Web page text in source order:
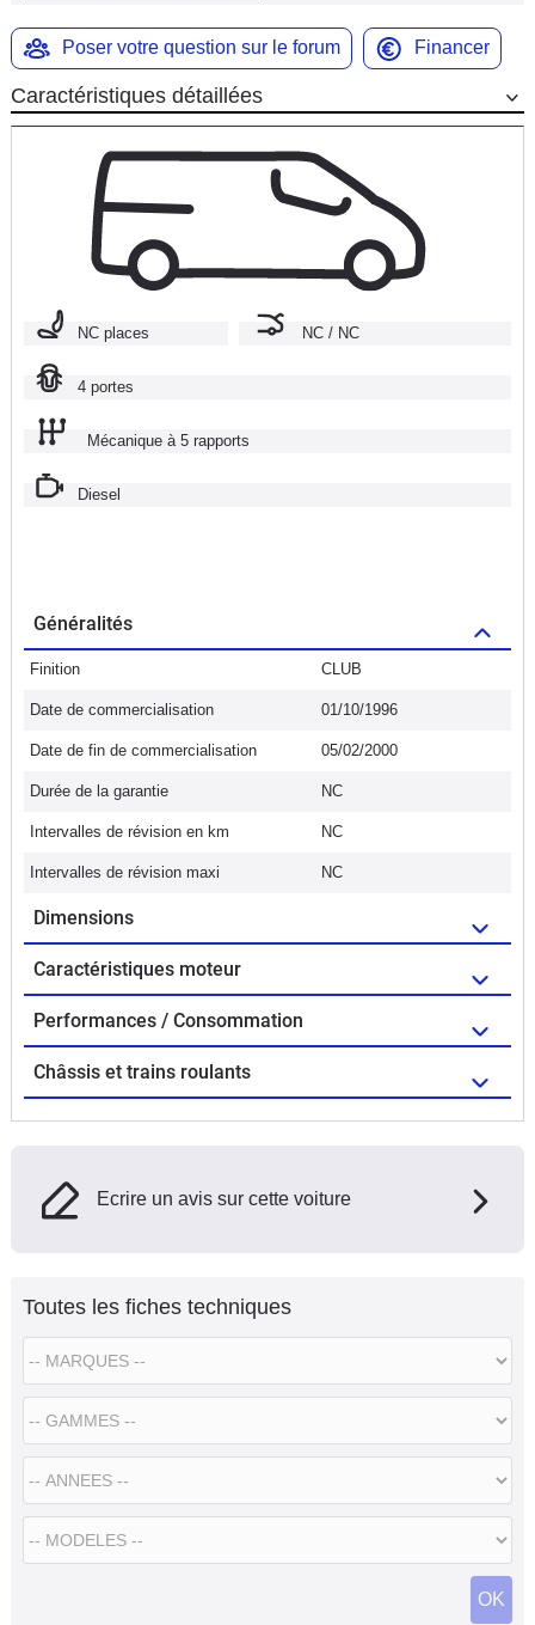
Marques
Poser votre question sur le forum Financer
Caractéristiques détaillées
NC places NC / NC
4 portes
Mécanique à 5 rapports
Diesel
Généralités
Finition CLUB
Date de commercialisation 01/10/1996
Date de fin de commercialisation 05/02/2000
Durée de la garantie NC
Intervalles de révision en km NC
Intervalles de révision maxi NC
Dimensions
Caractéristiques moteur
Performances / Consommation
Châssis et trains roulants
Ecrire un avis sur cette voiture
Toutes les fiches techniques